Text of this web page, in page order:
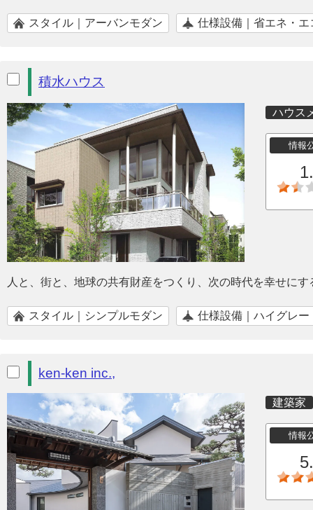
スタイル｜アーバンモダン 仕様設備｜省エネ・エ
積水ハウス
ハウス
情報
人と、街と、地球の共有財産をつくり、次の時代を幸せに
スタイル｜シンプルモダン 仕様設備｜ハイグレー
ken-ken inc.,
建築家
情報